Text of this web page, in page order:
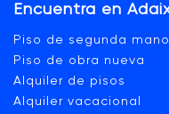
Encuentra en
Piso de segunda mano
Piso de obra nueva
Alquiler de pisos
Alquiler vacacional